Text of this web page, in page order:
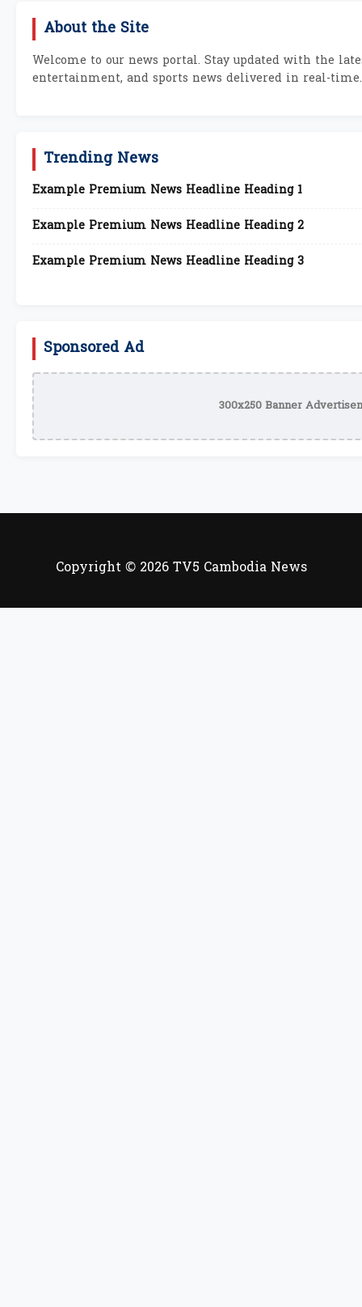
About the Site
Welcome to our news portal. Stay updated with the
entertainment, and sports news delivered in real-time.
Trending News
Example Premium News Headline Heading 1
Example Premium News Headline Heading 2
Example Premium News Headline Heading 3
Sponsored Ad
300x250 Banner
Copyright © 2026 TV5 Cambodia News